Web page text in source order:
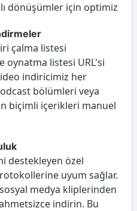
dönüşümler için optimiz
çalma listesi
oynatma listesi URL'si
indiricimiz her
bölümleri veya
biçimli içerikleri manuel
destekleyen özel
uyum sağlar.
medya kliplerinden
indirin. Bu